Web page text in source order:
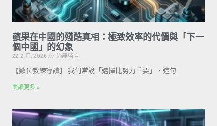
蘋果在中國的殘酷真相：極致效率的代價與「下一
個中國」的幻象
22 2 月, 2026
尚無留言
【數位教練導讀】 我們常說「選擇比努力重要」，這句
閱讀更多 »